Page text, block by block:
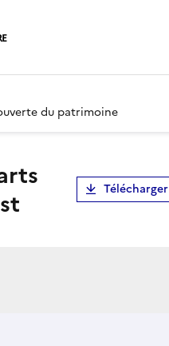
du patrimoine
Télécharger